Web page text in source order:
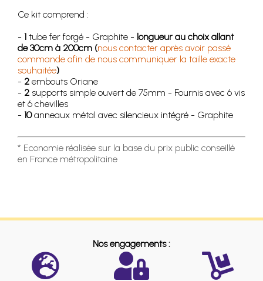
Ce kit comprend :
- 1 tube fer forgé - Graphite - longueur au choix allant
de 30cm à 200cm (nous contacter après avoir passé
commande afin de nous communiquer la taille exacte
souhaitée)
- 2 embouts Oriane
- 2 supports simple ouvert de 75mm - Fournis avec 6 vis
et 6 chevilles
- 10anneaux métal avec silencieux intégré - Graphite
* Economie réalisée sur la base du prix public conseillé
en France métropolitaine
Nos engagements :